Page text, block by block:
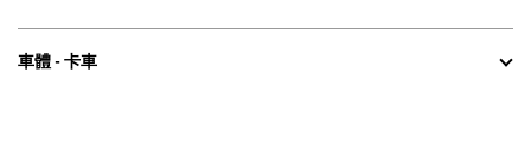
車體 - 卡車